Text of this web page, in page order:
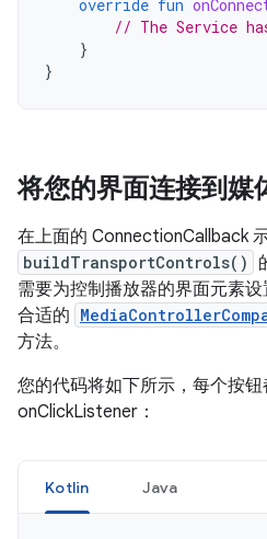
override fun
// The Service
}
}
将您的界面连接到媒
在上面的 ConnectionCallback
buildTransportControls()
需要为控制播放器的界面元素
合适的
方法。
您的代码将如下所示，每个按钮
onClickListener：
Kotlin Java